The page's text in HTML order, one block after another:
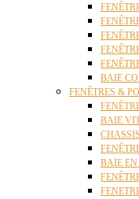
BAIE
FENÊTRES &
BAIE
BAIE